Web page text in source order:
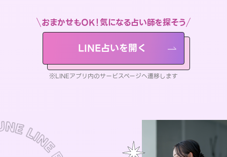
おまかせもOK！気になる占い師を探そう
LINE占いを開く
※LINEアプリ内のサービスページへ遷移します